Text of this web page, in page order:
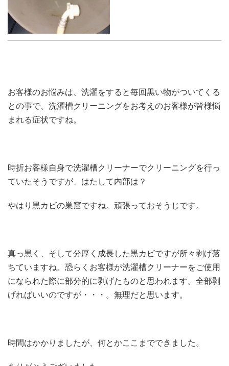
お客様のお悩みは、洗濯をすると毎回黒い物がついてくる
との事で、 洗濯槽クリーニングをお考えのお客様が皆様悩
まれる症状ですね。
時折お客様自身で洗濯槽クリーナーでクリーニングを行っ
ていたそうですが、 はたして内部は？
やはり黒カビの巣窟ですね。頑張っておそうじです。
真っ黒く、そして分厚く成長した黒カビですが所々剥げ落
ちていますね。恐らくお客様が洗濯槽クリーナーをご使用
になられた際に部分的に剥げたものと思われます。全部剥
げればいいのですが・・・。無理だと思います。
時間はかかりましたが、何とかここまでできました。